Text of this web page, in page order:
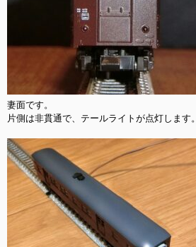
妻面です。
片側は非貫通で、テールライトが点灯します。